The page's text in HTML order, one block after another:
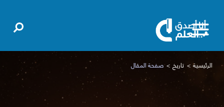
الرئيسية تاريخ صفحة المقال